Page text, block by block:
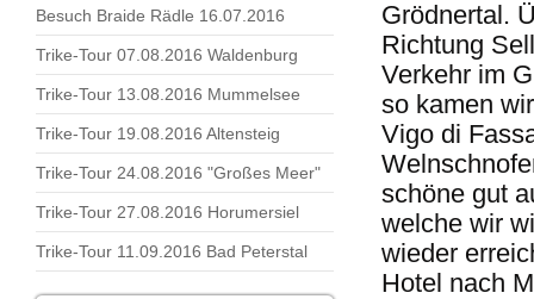
Besuch Braide Rädle 16.07.2016
Trike-Tour 07.08.2016 Waldenburg
Trike-Tour 13.08.2016 Mummelsee
Trike-Tour 19.08.2016 Altensteig
Trike-Tour 24.08.2016 "Großes Meer"
Trike-Tour 27.08.2016 Horumersiel
Trike-Tour 11.09.2016 Bad Peterstal
Grödnertal.
Richtung
Verkehr im
so kamen
Vigo di
schöne gut
welche wir
wieder
Hotel nach